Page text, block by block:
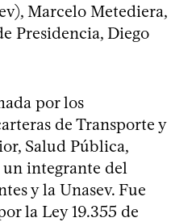
Marcelo Metediera,
Presidencia, Diego
por los
de Transporte y
Salud Pública,
integrante del
y la Unasev. Fue
la Ley 19.355 de